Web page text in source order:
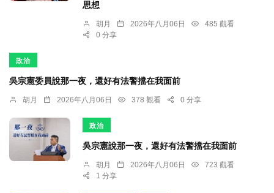
思想
胡月 2026年八月06日
485 觀看
0 分享
政治
吳宗憲委員說那一夜，還好有法警擋在我面前
胡月 2026年八月06日 378 觀看 0 分享
政治
吳宗憲說那一夜，還好有法警擋在我面前
胡月 2026年八月06日
723 觀看
1 分享